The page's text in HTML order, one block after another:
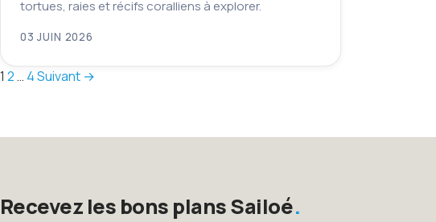
tortues, raies et récifs coralliens à explorer.
03 JUIN 2026
Pagination
des
1 2… 4Suivant →
Recevez les bons plans Sailoé